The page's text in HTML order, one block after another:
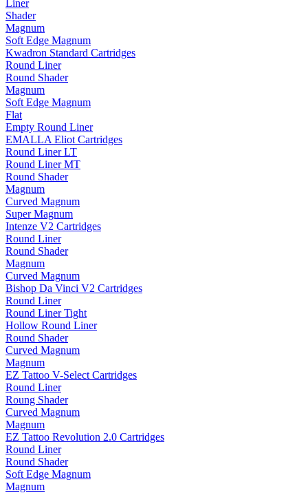
Liner
Shader
Magnum
Soft Edge Magnum
Kwadron Standard Cartridges
Round Liner
Round Shader
Magnum
Soft Edge Magnum
Flat
Empty Round Liner
EMALLA Eliot Cartridges
Round Liner LT
Round Liner MT
Round Shader
Magnum
Curved Magnum
Super Magnum
Intenze V2 Cartridges
Round Liner
Round Shader
Magnum
Curved Magnum
Bishop Da Vinci V2 Cartridges
Round Liner
Round Liner Tight
Hollow Round Liner
Round Shader
Curved Magnum
Magnum
EZ Tattoo V-Select Cartridges
Round Liner
Roung Shader
Curved Magnum
Magnum
EZ Tattoo Revolution 2.0 Cartridges
Round Liner
Round Shader
Soft Edge Magnum
Magnum